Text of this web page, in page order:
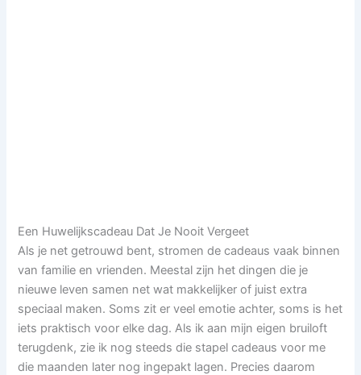
Een Huwelijkscadeau Dat Je Nooit Vergeet
Als je net getrouwd bent, stromen de cadeaus vaak binnen
van familie en vrienden. Meestal zijn het dingen die je
nieuwe leven samen net wat makkelijker of juist extra
speciaal maken. Soms zit er veel emotie achter, soms is het
iets praktisch voor elke dag. Als ik aan mijn eigen bruiloft
terugdenk, zie ik nog steeds die stapel cadeaus voor me
die maanden later nog ingepakt lagen. Precies daarom